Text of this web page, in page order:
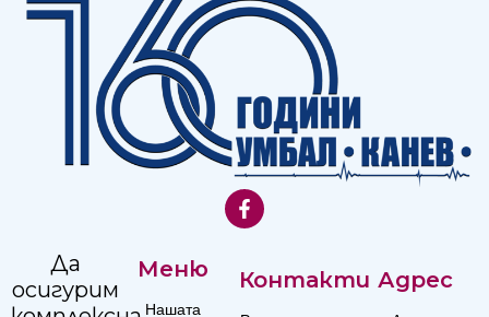
Да
осигурим
Меню
Нашата
Контакти Адрес